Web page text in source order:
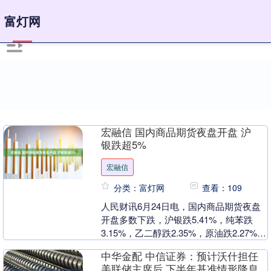
富灯网
宏融信 国内商品期货夜盘开盘 沪
银跌超5%
宏融信
分类：富灯网 查看：109
人民财讯6月24日电，国内商品期货夜盘
开盘多数下跌，沪银跌5.41%，纯苯跌
3.15%，乙二醇跌2.35%，原油跌2.27%，
中华金配 中信证券：预计沃什担任